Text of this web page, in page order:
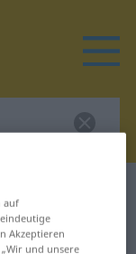
auf
Akzeptieren
und unsere